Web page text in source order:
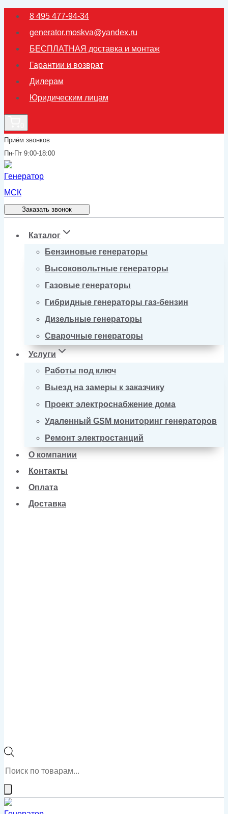
Перейти
содержимому
8 495 477-94-34
generator.moskva@yandex.ru
БЕСПЛАТНАЯ доставка и монтаж
Гарантии и возврат
Дилерам
Юридическим лицам
Приём звонков
Пн-Пт 9:00-18:00
Заказать звонок
Каталог
Бензиновые генераторы
Высоковольтные генераторы
Газовые генераторы
Гибридные генераторы газ-бензин
Дизельные генераторы
Сварочные генераторы
Услуги
Работы под ключ
Выезд на замеры к заказчику
Проект электроснабжение дома
Удаленный GSM мониторинг генераторов
Ремонт электростанций
О компании
Контакты
Оплата
Доставка
Поиск
товаров